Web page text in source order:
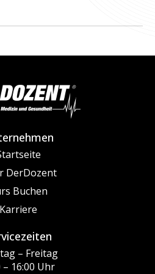
DerDozent
Buchen
Karriere
– Freitag
– 16:00 Uhr